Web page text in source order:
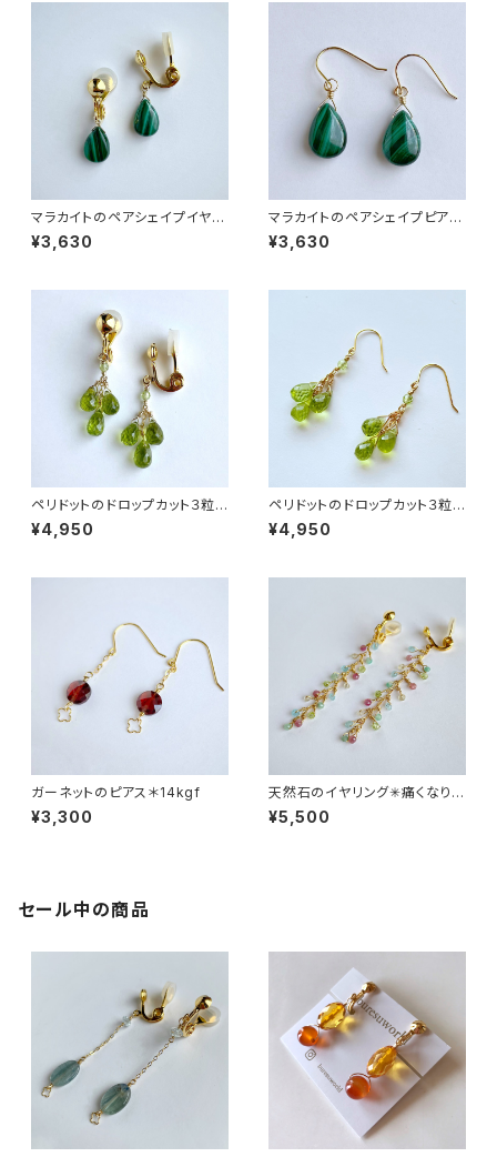
マラカイトのペアシェイプイヤリ
ング＊痛くなりにくいイヤリング
¥3,630
マラカイトのペアシェイプピアス
＊14kgf
¥3,630
ペリドットのドロップカット３粒イ
ヤリング＊痛くなりにくいイヤリ
ング
¥4,950
ペリドットのドロップカット３粒ピ
アス＊14kgf
¥4,950
ガーネットのピアス＊14kgf
¥3,300
天然石のイヤリング✳︎痛くなりに
くいイヤリング
¥5,500
セール中の商品